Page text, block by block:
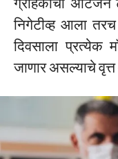
निगेटीव्ह आला
दिवसाला प्रत्येक
जाणार असल्याचे